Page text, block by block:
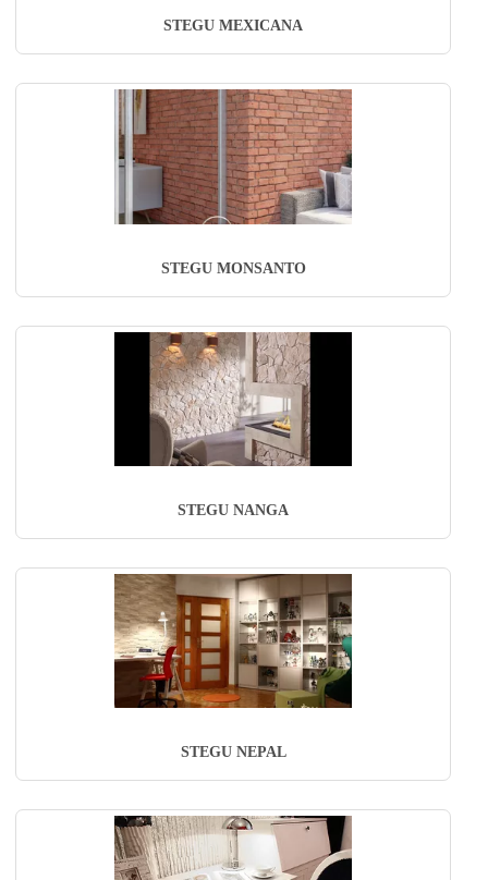
STEGU MEXICANA
STEGU MONSANTO
STEGU NANGA
STEGU NEPAL